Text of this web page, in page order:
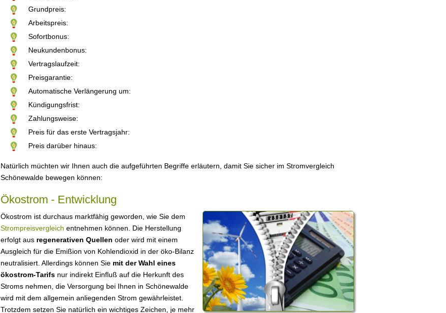
Grundpreis:
Arbeitspreis:
Sofortbonus:
Neukundenbonus:
Vertragslaufzeit:
Preisgarantie:
Automatische Verlängerung um:
Kündigungsfrist:
Zahlungsweise:
Preis für das erste Vertragsjahr:
Preis darüber hinaus:
Natürlich müchten wir Ihnen auch die aufgeführten Begriffe erläutern, damit Sie sicher im Stromvergleich
Schönewalde bewegen können:
Ökostrom - Entwicklung
Ökostrom ist durchaus marktfähig geworden, wie Sie dem
Strompreisvergleich entnehmen können. Die Herstellung
erfolgt aus regenerativen Quellen oder wird mit einem
Ausgleich für die Emißion von Kohlendioxid in der öko-Bilanz
neutralisiert. Allerdings können Sie mit der Wahl eines
ökostrom-Tarifs nur indirekt Einfluß auf die Herkunft des
Stroms nehmen, die Versorgung bei Ihnen in Schönewalde
wird mit dem allgemein anliegenden Strom gewährleistet.
Trotzdem setzen Sie natürlich ein wichtiges Zeichen, je mehr